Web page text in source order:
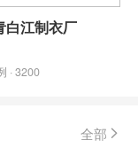
白江制衣厂
· 3200
全部